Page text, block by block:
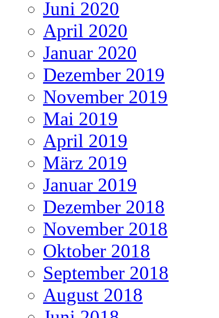
Juni 2020
April 2020
Januar 2020
Dezember 2019
November 2019
Mai 2019
April 2019
März 2019
Januar 2019
Dezember 2018
November 2018
Oktober 2018
September 2018
August 2018